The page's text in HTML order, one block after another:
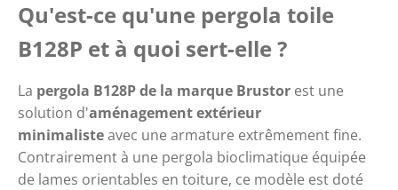
Qu'est-ce qu'une pergola toile
B128P et à quoi sert-elle ?
La pergola B128P de la marque Brustor est une
solution d'aménagement extérieur
minimaliste avec une armature extrêmement fine.
Contrairement à une pergola bioclimatique équipée
de lames orientables en toiture, ce modèle est doté